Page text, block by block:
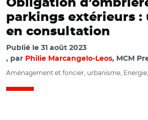
Obligation
parkings extérieurs :
en consultation
Publié le 31 août 2023
par Philie Marcangelo-Leos, MCM
Aménagement et foncier, urbanisme,